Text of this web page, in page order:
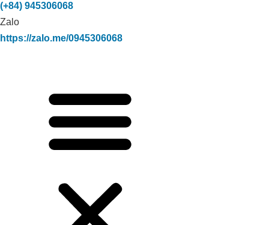
(+84) 945306068
Zalo
https://zalo.me/0945306068